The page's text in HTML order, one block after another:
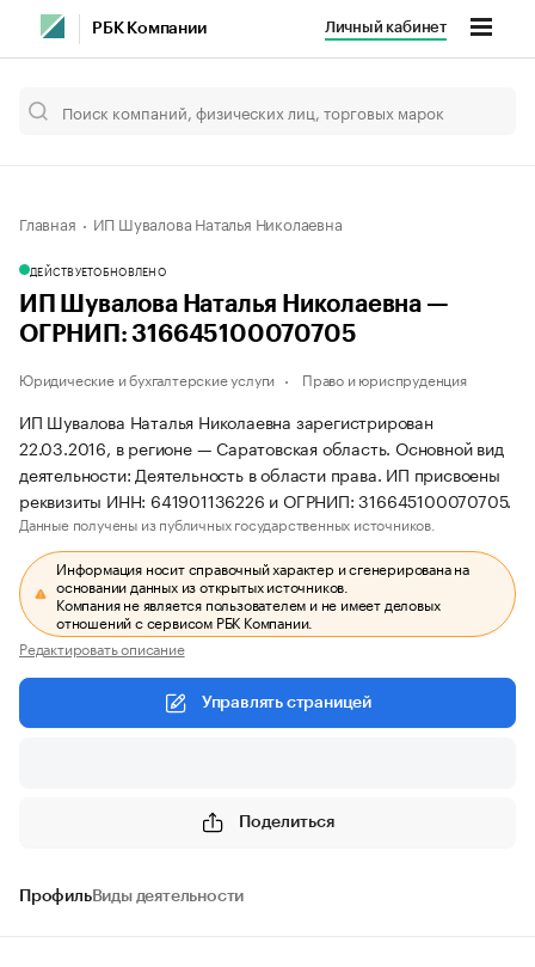
РБК Компании Личный кабинет
Главная ИП Шувалова Наталья Николаевна
ДЕЙСТВУЕТОБНОВЛЕНО
ИП Шувалова Наталья Николаевна —
ОГРНИП: 316645100070705
Юридические и бухгалтерские услуги Право и юриспруденция
ИП Шувалова Наталья Николаевна зарегистрирован
22.03.2016, в регионе — Саратовская область. Основной вид
деятельности: Деятельность в области права. ИП присвоены
реквизиты ИНН: 641901136226 и ОГРНИП: 316645100070705.
Данные получены из публичных государственных источников.
Информация носит справочный характер и сгенерирована на
основании данных из открытых источников.
Компания не является пользователем и не имеет деловых
отношений с сервисом РБК Компании.
Редактировать описание
Управлять страницей
Поделиться
ПрофильВиды деятельности